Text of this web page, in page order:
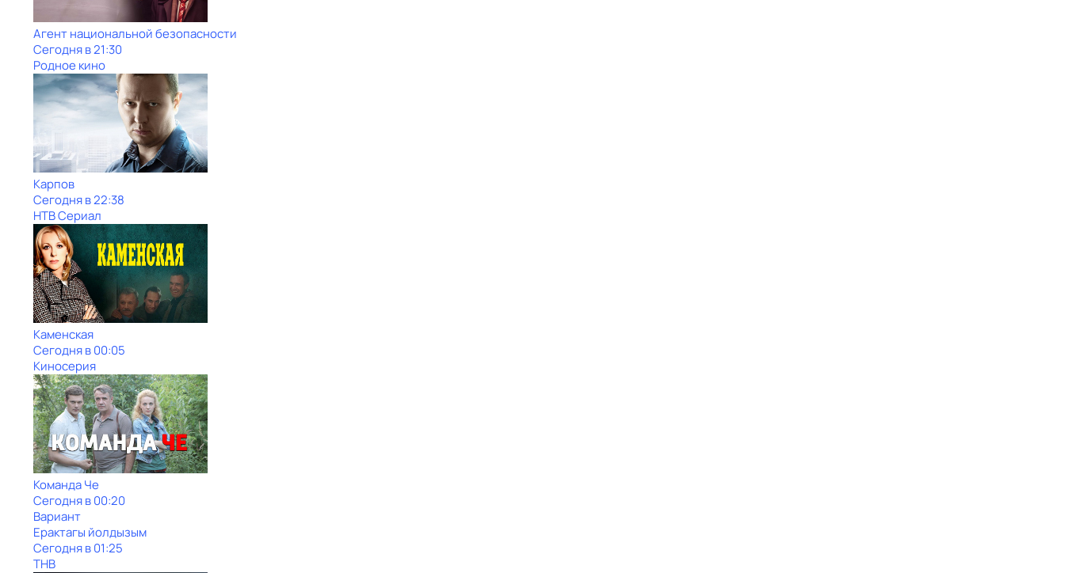
Агент национальной безопасности
Сегодня в 21:30
Родное кино
Карпов
Сегодня в 22:38
НТВ Сериал
Каменская
Сегодня в 00:05
Киносерия
Команда Че
Сегодня в 00:20
Вариант
Ерактагы йолдызым
Сегодня в 01:25
ТНВ